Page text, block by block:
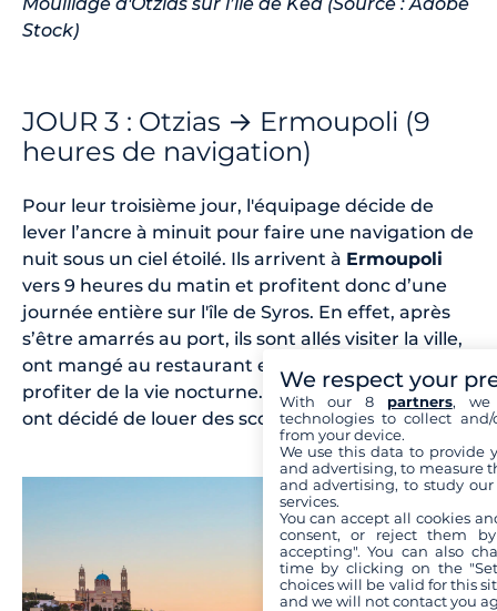
Stock)
JOUR 3 : Otzias → Ermoupoli (9
heures de navigation)
Pour leur troisième jour, l'équipage décide de
lever l’ancre à minuit pour faire une navigation de
nuit sous un ciel étoilé. Ils arrivent à Ermoupoli
vers 9 heures du matin et profitent donc d’une
journée entière sur l'île de Syros. En effet, après
s’être amarrés au port, ils sont allés visiter la ville,
ont mangé au restaurant et ont également pu
profiter de la vie nocturne. D’autres de leurs amis
ont décidé de louer des scooters pour visiter l’île !
We respect your
With our 8 partners, we
technologies to collect
from your device.
We use this data to provide
and advertising, to measure
and advertising, to study
services.
You can accept all cookies
consent, or reject them
accepting". You can also
time by clicking on the
choices will be valid for this
and we will not contact you